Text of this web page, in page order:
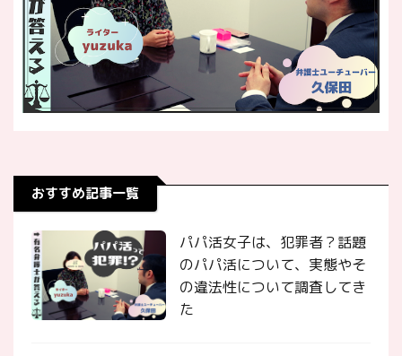
おすすめ記事一覧
パパ活女子は、犯罪者？話題
のパパ活について、実態やそ
の違法性について調査してき
た